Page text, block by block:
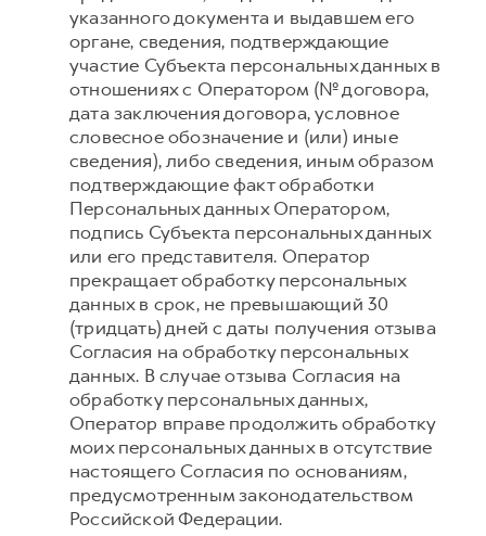
указанного документа и выдавшем его
органе, сведения, подтверждающие
участие Субъекта персональных данных в
отношениях с Оператором (№ договора,
дата заключения договора, условное
словесное обозначение и (или) иные
сведения), либо сведения, иным образом
подтверждающие факт обработки
Персональных данных Оператором,
подпись Субъекта персональных данных
или его представителя. Оператор
прекращает обработку персональных
данных в срок, не превышающий 30
(тридцать) дней с даты получения отзыва
Согласия на обработку персональных
данных. В случае отзыва Согласия на
обработку персональных данных,
Оператор вправе продолжить обработку
моих персональных данных в отсутствие
настоящего Согласия по основаниям,
предусмотренным законодательством
Российской Федерации.